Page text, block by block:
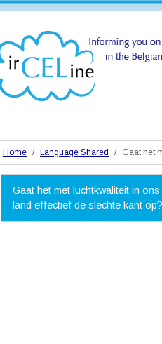
Home Language Shared Gaat het
i
Gaat het met luchtkwaliteit in ons
land effectief de slechte kant op?